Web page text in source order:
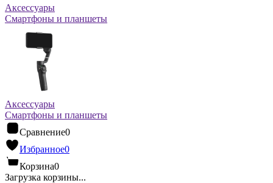
Аксессуары
Смартфоны и планшеты
Аксессуары
Смартфоны и планшеты
Сравнение0
Избранное0
Корзина0
Загрузка корзины...